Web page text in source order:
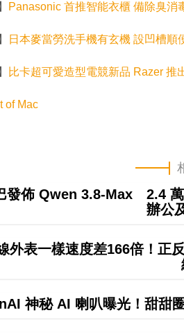
Panasonic 首推智能衣櫃 備除臭消
日本麥當勞洗手機有玄機 設凹槽順
比卡超可愛造型電競新品 Razer 推
of Mac
發佈 Qwen 3.8-Max 2.4
辦公
外表一樣速度差166倍！正
神秘 AI 喇叭曝光！甜甜